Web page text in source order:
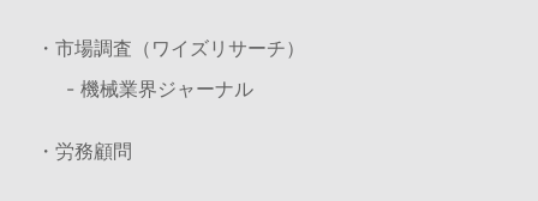
・市場調査（ワイズリサーチ）
- 機械業界ジャーナル
・労務顧問